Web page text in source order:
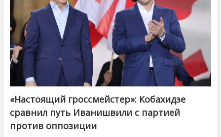
@ქართული ოცნება / Georgian Dream
«Настоящий гроссмейстер»: Кобахидзе
сравнил путь Иванишвили с партией
против оппозиции